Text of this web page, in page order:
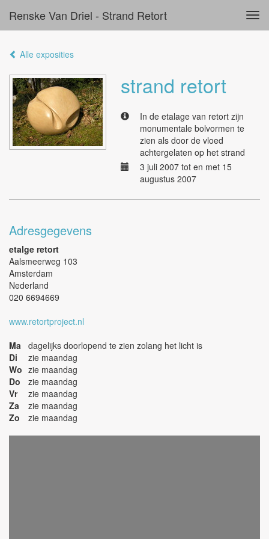
Renske Van Driel - Strand Retort
Alle exposities
strand retort
In de etalage van retort zijn
monumentale bolvormen te
zien als door de vloed
achtergelaten op het strand
3 juli 2007 tot en met 15
augustus 2007
Adresgegevens
etalge retort
Aalsmeerweg 103
Amsterdam
Nederland
020 6694669
www.retortproject.nl
Ma dagelijks doorlopend te zien zolang het licht is
Di
zie maandag
Wo zie maandag
Do
zie maandag
Vr
zie maandag
Za
zie maandag
Zo
zie maandag